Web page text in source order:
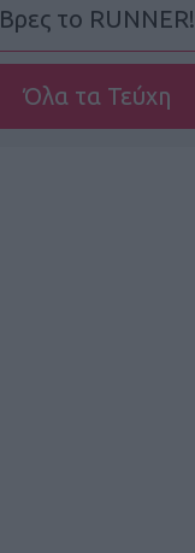
Βρες το RUNNER!
Όλα τα Τεύχη